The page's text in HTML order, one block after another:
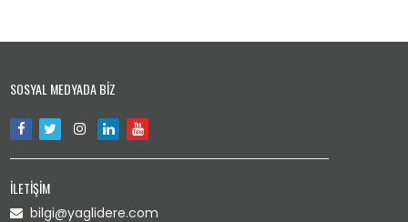
SOSYAL MEDYADA BİZ
İLETİŞİM
bilgi@yaglidere.com